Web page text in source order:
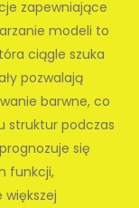
zapewniające
modeli to
ciągle szuka
pozwalają
barwne, co
struktur podczas
się
funkcji,
większej